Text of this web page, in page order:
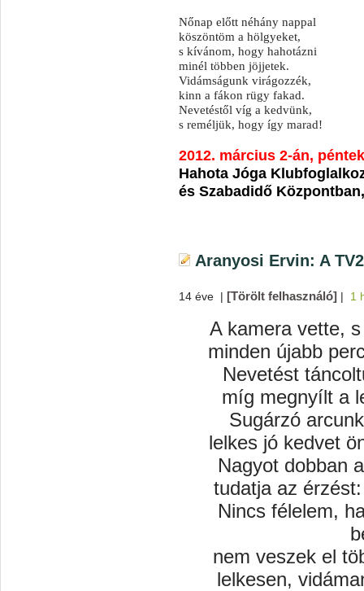
Nőnap előtt néhány nappal
köszöntöm a hölgyeket,
s kívánom, hogy hahotázni
minél többen jöjjetek.
Vidámságunk virágozzék,
kinn a fákon rügy fakad.
Nevetéstől víg a kedvünk,
s reméljük, hogy így marad!
2012. március 2-án,
Hahota Jóga
és Szabadidő
Aranyosi Ervin: A
14 éve | [Törölt felhasználó] | 1
A kamera vette,
minden újabb
Nevetést
míg megnyílt a
Sugárzó
lelkes jó kedvet
Nagyot dobban
tudatja az
Nincs félelem,
nem veszek el
lelkesen,